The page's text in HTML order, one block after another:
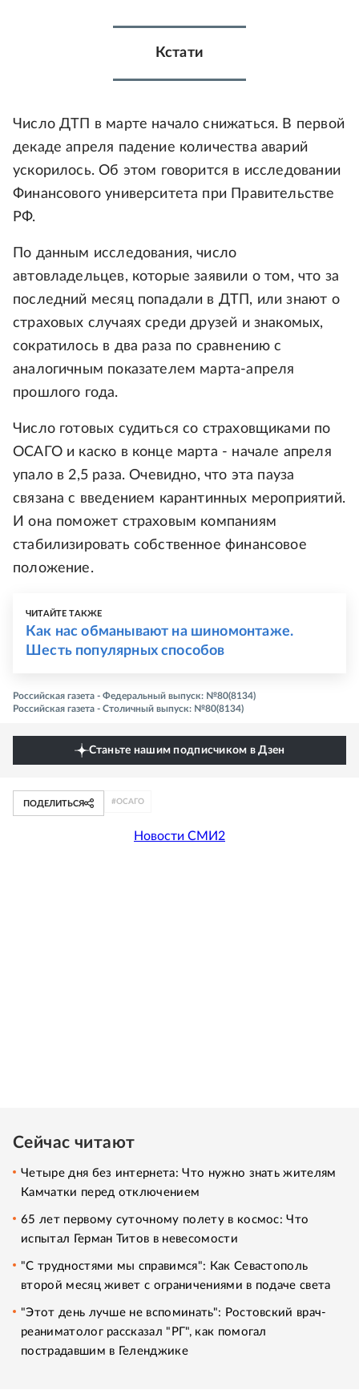
Кстати
Число ДТП в марте начало снижаться. В первой
декаде апреля падение количества аварий
ускорилось. Об этом говорится в исследовании
Финансового университета при Правительстве
РФ.
По данным исследования, число
автовладельцев, которые заявили о том, что за
последний месяц попадали в ДТП, или знают о
страховых случаях среди друзей и знакомых,
сократилось в два раза по сравнению с
аналогичным показателем марта-апреля
прошлого года.
Число готовых судиться со страховщиками по
ОСАГО и каско в конце марта - начале апреля
упало в 2,5 раза. Очевидно, что эта пауза
связана с введением карантинных мероприятий.
И она поможет страховым компаниям
стабилизировать собственное финансовое
положение.
ЧИТАЙТЕ ТАКЖЕ
Как нас обманывают на шиномонтаже.
Шесть популярных способов
Российская газета - Федеральный выпуск: №80(8134)
Российская газета - Столичный выпуск: №80(8134)
Станьте нашим подписчиком в Дзен
ПОДЕЛИТЬСЯ #ОСАГО
Новости СМИ2
Сейчас читают
Четыре дня без интернета: Что нужно знать жителям
Камчатки перед отключением
65 лет первому суточному полету в космос: Что
испытал Герман Титов в невесомости
"С трудностями мы справимся": Как Севастополь
второй месяц живет с ограничениями в подаче света
"Этот день лучше не вспоминать": Ростовский врач-
реаниматолог рассказал "РГ", как помогал
пострадавшим в Геленджике